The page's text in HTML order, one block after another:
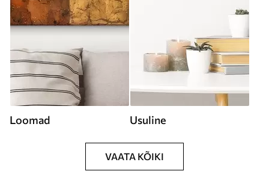
Loomad Usuline
VAATA KÕIKI